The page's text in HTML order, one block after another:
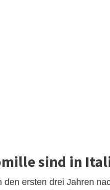
sind in
den ersten drei Jahren